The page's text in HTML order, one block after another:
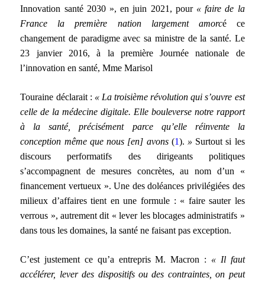
Innovation santé 2030 », en juin 2021, pour « faire de la
France la première nation largement amorcé ce
changement de paradigme avec sa ministre de la santé. Le
23 janvier 2016, à la première Journée nationale de
l’innovation en santé, Mme Marisol
Touraine déclarait : « La troisième révolution qui s’ouvre est
celle de la médecine digitale. Elle bouleverse notre rapport
à la santé, précisément parce qu’elle réinvente la
conception même que nous [en] avons (1). » Surtout si les
discours performatifs des dirigeants politiques
s’accompagnent de mesures concrètes, au nom d’un «
financement vertueux ». Une des doléances privilégiées des
milieux d’affaires tient en une formule : « faire sauter les
verrous », autrement dit « lever les blocages administratifs »
dans tous les domaines, la santé ne faisant pas exception.
C’est justement ce qu’a entrepris M. Macron : « Il faut
accélérer, lever des dispositifs ou des contraintes, on peut